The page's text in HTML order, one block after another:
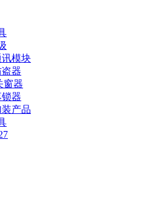
模块
器
窗器
器
产品